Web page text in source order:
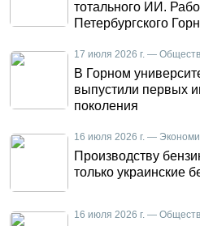
тотального ИИ.
Петербургского
17 июля 2026 г. —
В Горном
выпустили первых
поколения
16 июля 2026 г. —
Производству
только украинские
16 июля 2026 г. —